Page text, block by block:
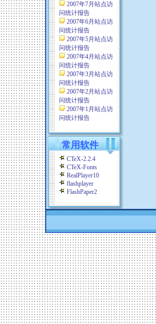
2007年7月站点访
问统计报告
2007年6月站点访
问统计报告
2007年5月站点访
问统计报告
2007年4月站点访
问统计报告
2007年3月站点访
问统计报告
2007年2月站点访
问统计报告
2007年1月站点访
问统计报告
常用软件
CTeX-2.2.4
CTeX-Fonts
RealPlayer10
flashplayer
FlashPaper2